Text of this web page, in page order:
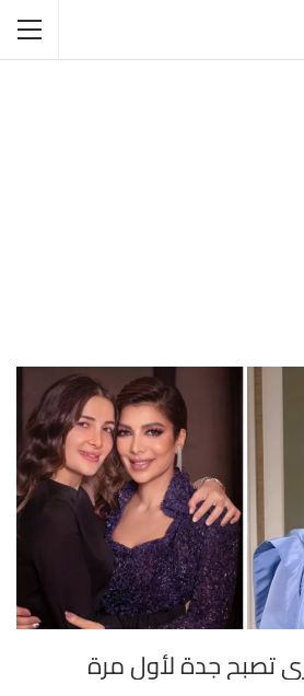
تصبح جدة لأول مرة